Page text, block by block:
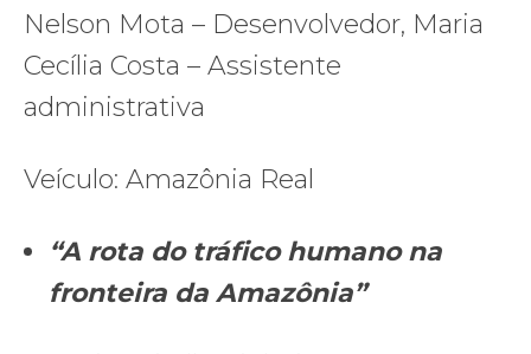
Nelson Mota – Desenvolvedor, Maria
Cecília Costa – Assistente
administrativa
Veículo: Amazônia Real
“A rota do tráfico humano na
fronteira da Amazônia”